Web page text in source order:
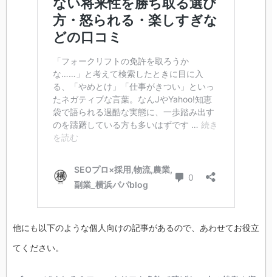
他にも以下のような個人向けの記事があるので、あわせてお役立
てください。